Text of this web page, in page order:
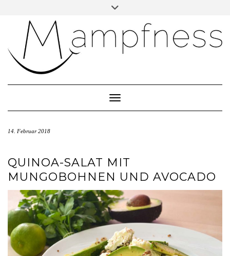
IMPRESSUM
DATENSCHUTZ
Toggle Navigation
14. Februar 2018
QUINOA-SALAT MIT
MUNGOBOHNEN UND AVOCADO